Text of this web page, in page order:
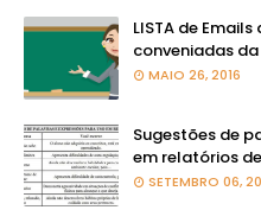
LISTA de Emails
conveniadas
MAIO 26, 2016
Sugestões de
em relatórios
SETEMBRO 06,